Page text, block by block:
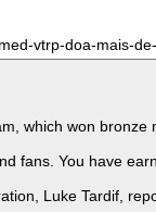
vtrp-doa-mais-
which won
fans. You have
Luke Tardif,